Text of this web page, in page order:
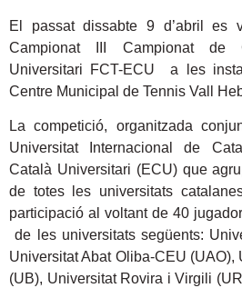
El passat dissabte 9 d’abril es
Campionat III Campionat de
Universitari FCT-ECU a les
Centre Municipal de Tennis Vall
La competició, organitzada
Universitat Internacional de
Català Universitari (ECU) que
de totes les universitats
participació al voltant de 40
de les universitats següents:
Universitat Abat Oliba-CEU (UAO),
(UB), Universitat Rovira i Virgili